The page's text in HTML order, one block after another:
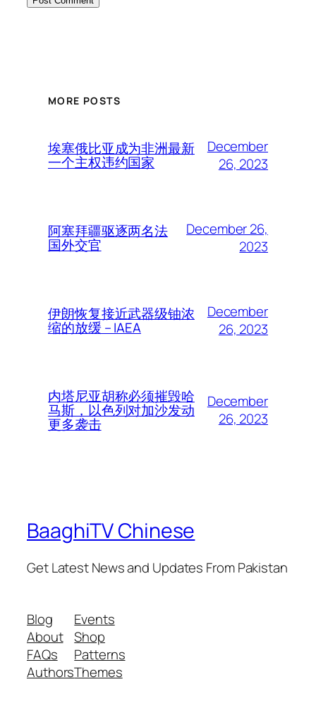
MORE POSTS
埃塞俄比亚成为非洲最新
一个主权违约国家
December
26, 2023
阿塞拜疆驱逐两名法
国外交官
December 26,
2023
伊朗恢复接近武器级铀浓
缩的放缓 – IAEA
December
26, 2023
内塔尼亚胡称必须摧毁哈
马斯，以色列对加沙发动
更多袭击
December
26, 2023
BaaghiTV Chinese
Get Latest News and Updates From Pakistan
Blog
About
FAQs
Authors
Events
Shop
Patterns
Themes